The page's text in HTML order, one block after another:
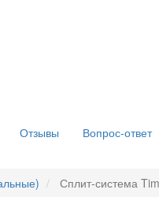
Отзывы Вопрос-ответ
Сплит-система